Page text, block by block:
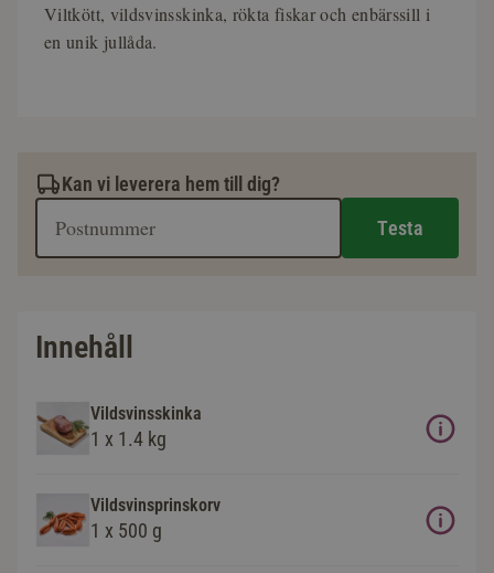
Viltkött, vildsvinsskinka, rökta fiskar och enbärssill i
en unik jullåda.
Kan vi leverera hem till dig?
Testa
Innehåll
Vildsvinsskinka
1 x 1.4 kg
Vildsvinsprinskorv
1 x 500 g